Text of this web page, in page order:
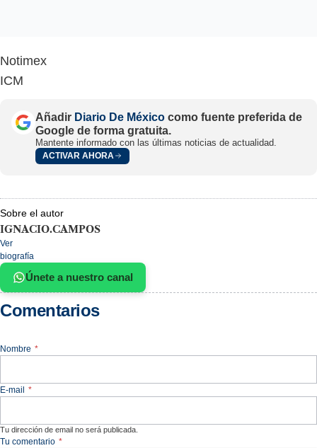
Notimex
ICM
Añadir Diario De México como fuente preferida de
Google de forma gratuita.
Mantente informado con las últimas noticias de actualidad.
ACTIVAR AHORA
Sobre el autor
IGNACIO.CAMPOS
Ver
biografía
Únete a nuestro canal
Comentarios
Nombre *
E-mail *
Tu dirección de email no será publicada.
Tu comentario *